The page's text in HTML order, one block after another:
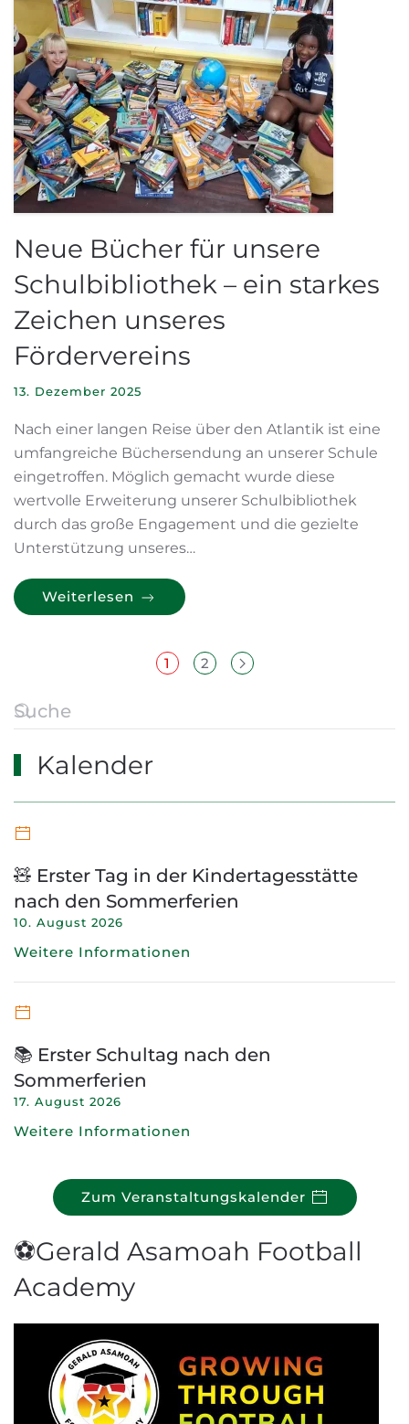
Neue Bücher für unsere
Schulbibliothek – ein starkes
Zeichen unseres
Fördervereins
13. Dezember 2025
Nach einer langen Reise über den Atlantik ist eine
umfangreiche Büchersendung an unserer Schule
eingetroffen. Möglich gemacht wurde diese
wertvolle Erweiterung unserer Schulbibliothek
durch das große Engagement und die gezielte
Unterstützung unseres…
Weiterlesen
1 2
Kalender
🧸 Erster Tag in der Kindertagesstätte
nach den Sommerferien
10. August 2026
Weitere Informationen
📚 Erster Schultag nach den
Sommerferien
17. August 2026
Weitere Informationen
Zum Veranstaltungskalender
⚽Gerald Asamoah Football
Academy